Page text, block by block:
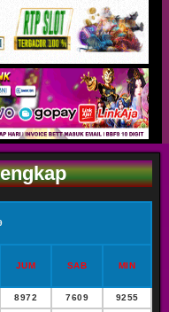
JUM SAB MIN
8972 7609 9255